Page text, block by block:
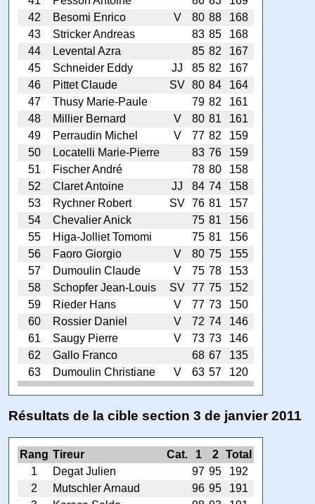
42
Besomi Enrico V 80 88
168
43
Stricker Andreas 83 85
168
44
Levental Azra 85 82
167
45
Schneider Eddy JJ 85 82
167
46
Pittet Claude SV 80 84
164
47
Thusy Marie-Paule 79 82
161
48
Millier Bernard V 80 81
161
49
Perraudin Michel V 77 82
159
50
Locatelli Marie-Pierre 83 76
159
51
Fischer André 78 80
158
52
Claret Antoine JJ 84 74
158
53
Rychner Robert SV 76 81
157
54
Chevalier Anick 75 81
156
55
Higa-Jolliet Tomomi 75 81
156
56
Faoro Giorgio V 80 75
155
57
Dumoulin Claude V 75 78
153
58
Schopfer Jean-Louis SV 77 75
152
59
Rieder Hans V 77 73
150
60
Rossier Daniel V 72 74
146
61
Saugy Pierre V 73 73
146
62
Gallo Franco 68 67
135
63
Dumoulin Christiane V 63 57 120
Résultats de la cible section 3 de janvier 2011
Rang Tireur Cat. 1 2
Total
1
Degat Julien 97 95
192
2
Mutschler Arnaud 96 95
191